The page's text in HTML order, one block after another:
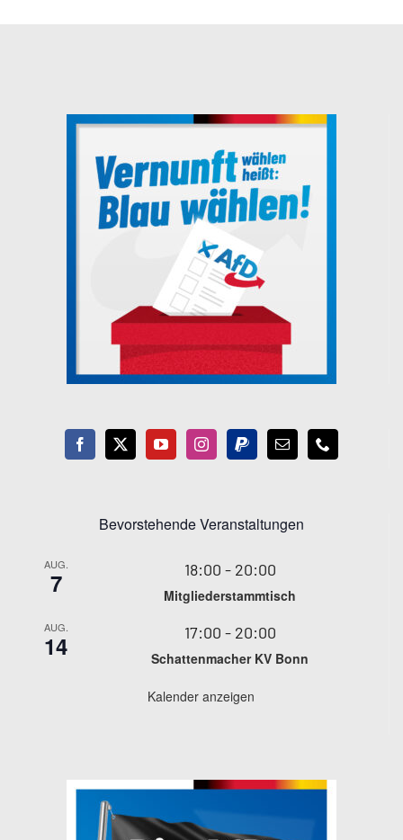
Bevorstehende Veranstaltungen
AUG.
7 18:00 - 20:00
Mitgliederstammtisch
AUG.
14 17:00 - 20:00
Schattenmacher KV Bonn
Kalender anzeigen